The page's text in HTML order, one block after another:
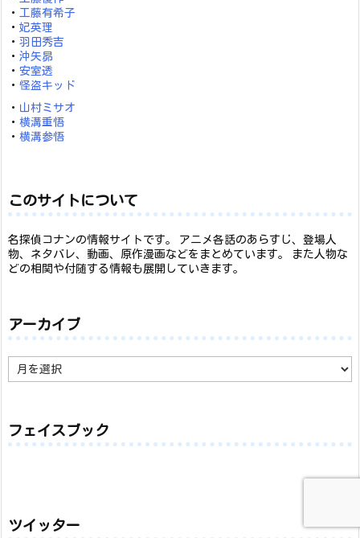
・ 工藤有希子
・ 妃英理
・ 羽田秀吉
・ 沖矢昴
・ 安室透
・ 怪盗キッド
・ 山村ミサオ
・ 横溝重悟
・ 横溝参悟
このサイトについて
名探偵コナンの情報サイトです。 アニメ各話のあらすじ、登場人
物、ネタバレ、動画、原作漫画などをまとめています。 また人物な
どの相関や付随する情報も展開していきます。
アーカイブ
ー
フェイスブック
ツイッター